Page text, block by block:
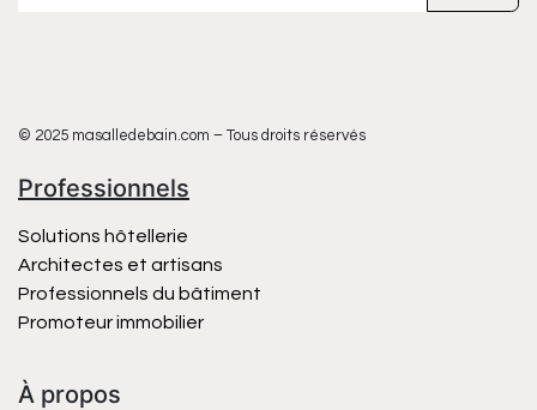
© 2025 masalledebain.com – Tous droits réservés
Professionnels
Solutions hôtellerie
Architectes et artisans
Professionnels du bâtiment
Promoteur immobilier
À propos